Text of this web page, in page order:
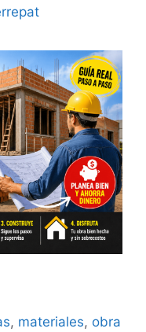
, materiales, obra